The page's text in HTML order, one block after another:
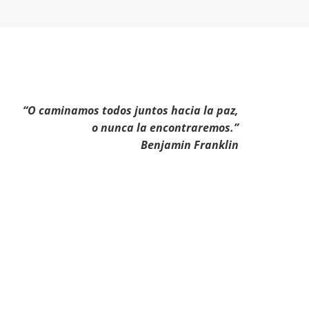
“O caminamos todos juntos hacia la paz,
o nunca la encontraremos.”
Benjamin Franklin